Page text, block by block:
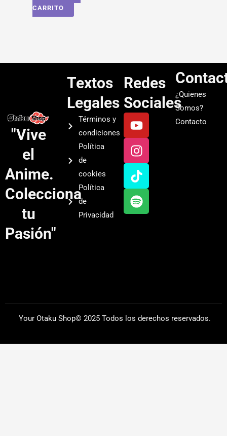
CARRITO
"Vive
el
Anime.
Colecciona
tu
Pasión"
Textos
Legales
Términos y
condiciones
Política
de
cookies
Política
de
Privacidad
Redes
Sociales
Y
o
u
t
u
b
e
I
n
s
t
a
g
r
a
T
i
k
t
o
k
S
p
o
t
i
f
y
¿Quienes
Somos?
Contacto
Your Otaku Shop© 2025 Todos los derechos reservados.